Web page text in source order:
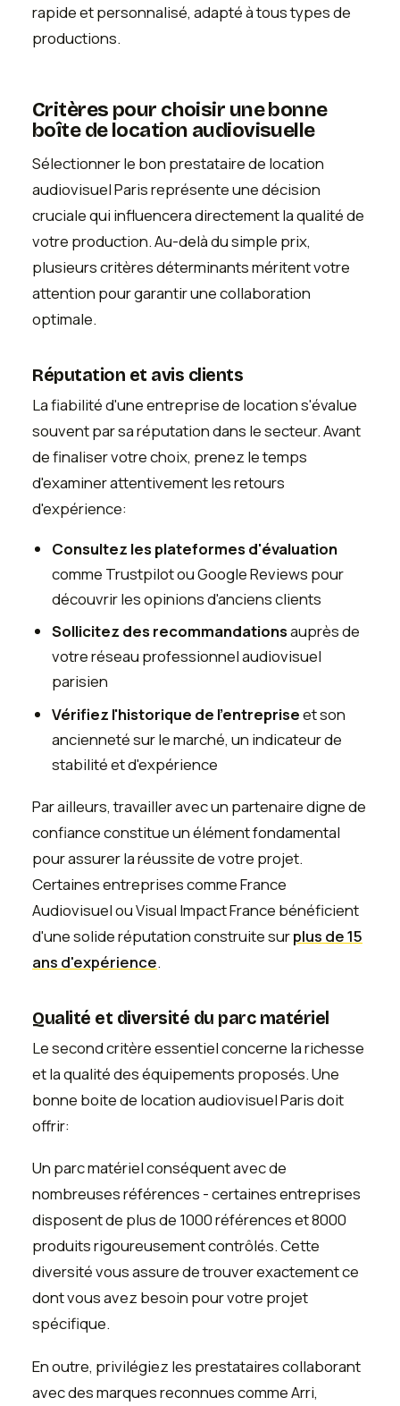
rapide et personnalisé, adapté à tous types de
productions.
Critères pour choisir une bonne
boîte de location audiovisuelle
Sélectionner le bon prestataire de location
audiovisuel Paris représente une décision
cruciale qui influencera directement la qualité de
votre production. Au-delà du simple prix,
plusieurs critères déterminants méritent votre
attention pour garantir une collaboration
optimale.
Réputation et avis clients
La fiabilité d'une entreprise de location s'évalue
souvent par sa réputation dans le secteur. Avant
de finaliser votre choix, prenez le temps
d'examiner attentivement les retours
d'expérience:
Consultez les plateformes d'évaluation
comme Trustpilot ou Google Reviews pour
découvrir les opinions d'anciens clients
Sollicitez des recommandationsauprès de
votre réseau professionnel audiovisuel
parisien
Vérifiez l'historique de l'entrepriseet son
ancienneté sur le marché, un indicateur de
stabilité et d'expérience
Par ailleurs, travailler avec un partenaire digne de
confiance constitue un élément fondamental
pour assurer la réussite de votre projet.
Certaines entreprises comme France
Audiovisuel ou Visual Impact France bénéficient
d'une solide réputation construite surplus de 15
ans d'expérience.
Qualité et diversité du parc matériel
Le second critère essentiel concerne la richesse
et la qualité des équipements proposés. Une
bonne boite de location audiovisuel Paris doit
offrir:
Un parc matériel conséquent avec de
nombreuses références - certaines entreprises
disposent de plus de 1000 références et 8000
produits rigoureusement contrôlés. Cette
diversité vous assure de trouver exactement ce
dont vous avez besoin pour votre projet
spécifique.
En outre, privilégiez les prestataires collaborant
avec des marques reconnues comme Arri,